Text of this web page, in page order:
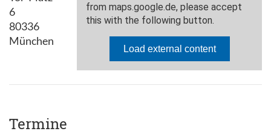
6
80336
München
Termine